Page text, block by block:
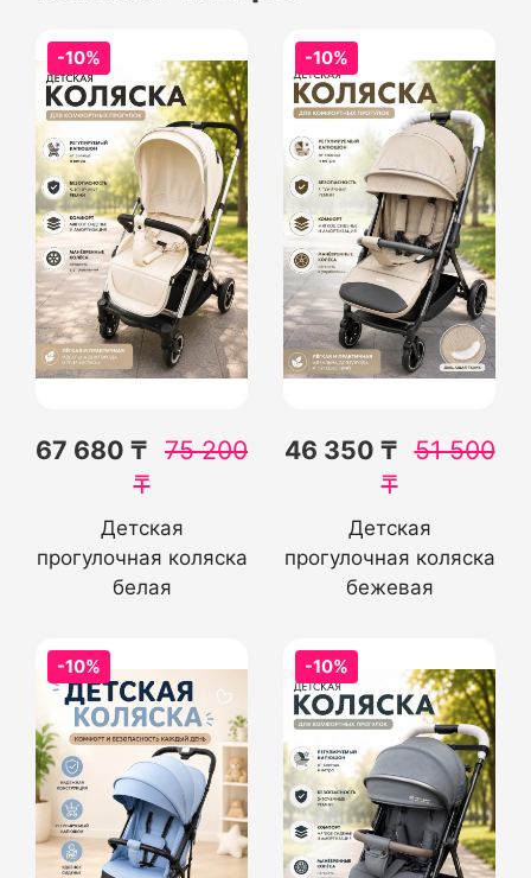
-10%
67 680 ₸ 75 200
₸
Детская
прогулочная коляска
белая
-10%
46 350 ₸ 51 500
₸
Детская
прогулочная коляска
бежевая
-10% -10%